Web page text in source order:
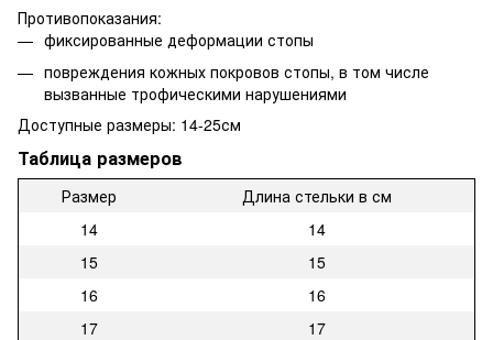
Противопоказания:
фиксированные деформации стопы
повреждения кожных покровов стопы, в том числе
вызванные трофическими нарушениями
Доступные размеры: 14-25см
Таблица размеров
Размер
Длина стельки в см
14
14
15
15
16
16
17
17